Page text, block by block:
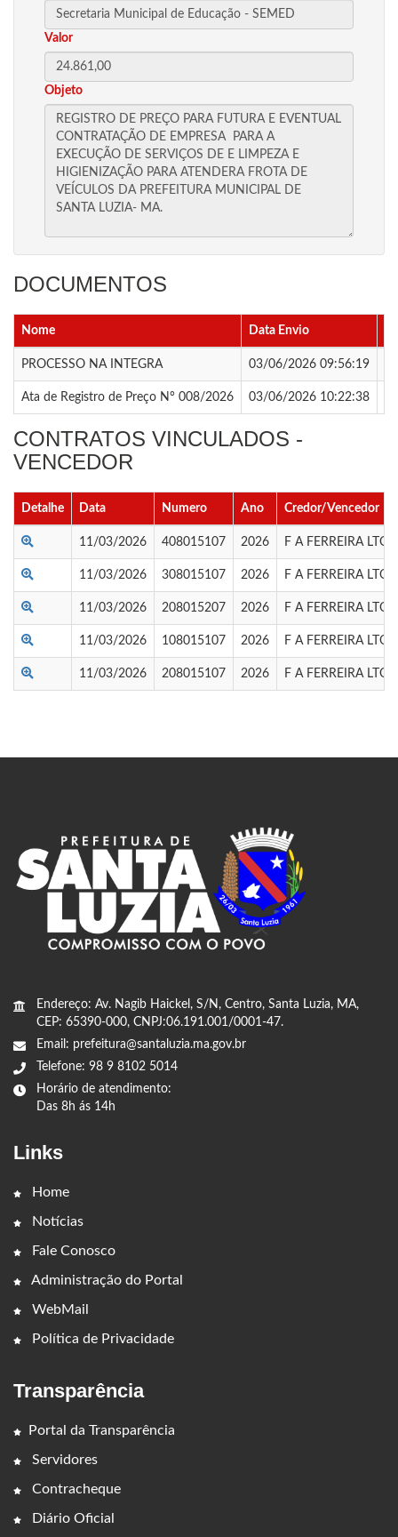
Valor
Objeto
DOCUMENTOS
Nome Data Envio
PROCESSO NA INTEGRA 03/06/2026 09:56:19
Ata de Registro de Preço N° 008/2026 03/06/2026 10:22:38
CONTRATOS VINCULADOS -
VENCEDOR
Detalhe Data Numero Ano Credor/Vencedor
11/03/2026 408015107 2026 F A FERREIRA LTOA
11/03/2026 308015107 2026 F A FERREIRA LTOA
11/03/2026 208015207 2026 F A FERREIRA LTOA
11/03/2026 108015107 2026 F A FERREIRA LTOA
11/03/2026 208015107 2026 F A FERREIRA LTOA
Endereço: Av. Nagib Haickel, S/N, Centro, Santa Luzia, MA,
CEP: 65390-000, CNPJ:06.191.001/0001-47.
Email: prefeitura@santaluzia.ma.gov.br
Telefone: 98 9 8102 5014
Horário de atendimento:
Das 8h ás 14h
Links
Home
Notícias
Fale Conosco
Administração do Portal
WebMail
Política de Privacidade
Transparência
Portal da Transparência
Servidores
Contracheque
Diário Oficial